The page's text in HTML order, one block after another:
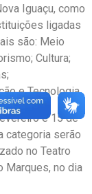
Iguaçu, como
ligadas
são: Meio
Cultura;
e Tecnologia.
e 15 de
categoria serão
no Teatro
Marques, no dia